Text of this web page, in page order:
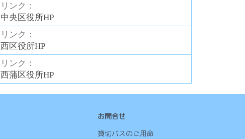
リンク：
中央区役所HP
リンク：
西区役所HP
リンク：
西蒲区役所HP
お問合せ
貸切バスのご用命